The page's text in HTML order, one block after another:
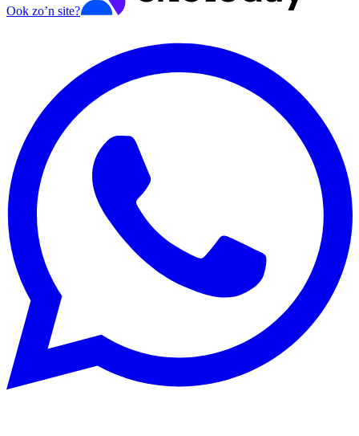
Ook zo’n site?